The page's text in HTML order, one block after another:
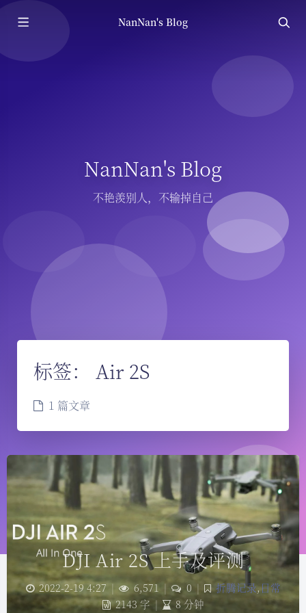
NanNan's Blog
NanNan's Blog
不艳羡别人，不输掉自己
夜间模式
Sans Serif Serif
标签： Air 2S
1 篇文章
DJI Air 2S 上手及评测
2022-2-19 4:27 | 6,571 | 0 | 折腾记录,日常
2143 字 | 8 分钟